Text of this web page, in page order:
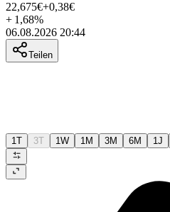
22,675€+0,38€
+ 1,68%
06.08.2026 20:44
Teilen
1T 3T 1W 1M 3M 6M 1J